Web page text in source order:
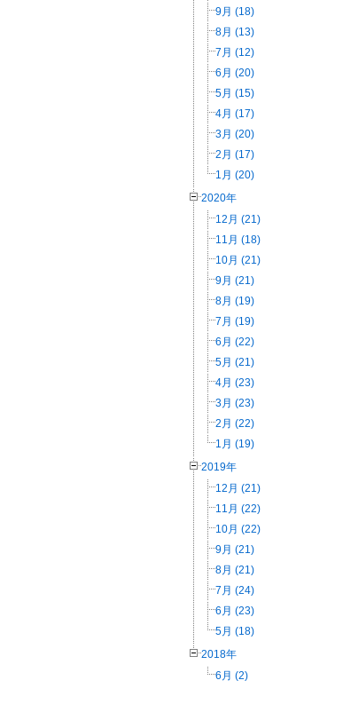
9月 (18)
8月 (13)
7月 (12)
6月 (20)
5月 (15)
4月 (17)
3月 (20)
2月 (17)
1月 (20)
2020年
12月 (21)
11月 (18)
10月 (21)
9月 (21)
8月 (19)
7月 (19)
6月 (22)
5月 (21)
4月 (23)
3月 (23)
2月 (22)
1月 (19)
2019年
12月 (21)
11月 (22)
10月 (22)
9月 (21)
8月 (21)
7月 (24)
6月 (23)
5月 (18)
2018年
6月 (2)